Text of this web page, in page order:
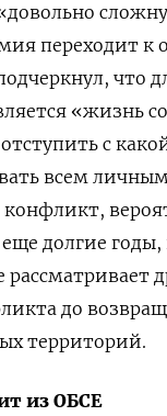
переходит к
что
«жизнь
с
всем
долгие
рассматривает
до
территорий.
из ОБСЕ